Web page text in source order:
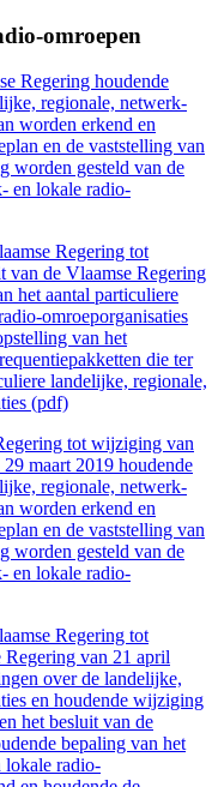
omroepen
Regering houdende
regionale, netwerk-
worden erkend en
en de vaststelling van
worden gesteld van de
en lokale radio-
Regering tot
de Vlaamse Regering
het aantal particuliere
omroeporganisaties
van het
die ter
landelijke, regionale,
(pdf)
tot wijziging van
maart 2019 houdende
regionale, netwerk-
worden erkend en
en de vaststelling van
worden gesteld van de
en lokale radio-
Regering tot
van 21 april
over de landelijke,
en houdende wijziging
het besluit van de
bepaling van het
lokale radio-